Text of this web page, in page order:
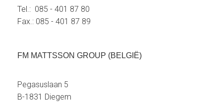
Tel.: 085 - 401 87 80
Fax.: 085 - 401 87 89
FM MATTSSON GROUP (BELGIË)
Pegasuslaan 5
B-1831 Diegem